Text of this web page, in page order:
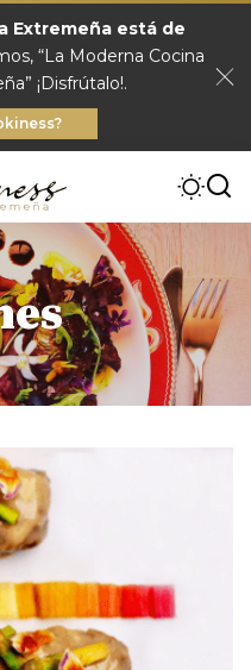
Extremeña está de
“La Moderna Cocina
¡Disfrútalo!.